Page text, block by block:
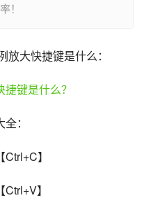
！
大快捷键是什么：
：
】
】